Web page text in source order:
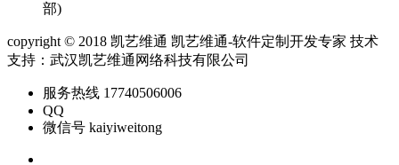
部)
copyright © 2018 凯艺维通 凯艺维通-软件定制开发专家 技术
支持： 武汉凯艺维通网络科技有限公司
服务热线 17740506006
QQ
微信号 kaiyiweitong